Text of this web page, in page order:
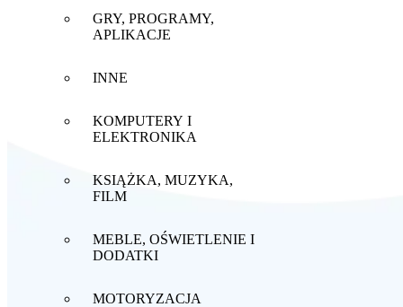
GRY, PROGRAMY,
APLIKACJE
INNE
KOMPUTERY I
ELEKTRONIKA
KSIĄŻKA, MUZYKA,
FILM
MEBLE, OŚWIETLENIE I
DODATKI
MOTORYZACJA